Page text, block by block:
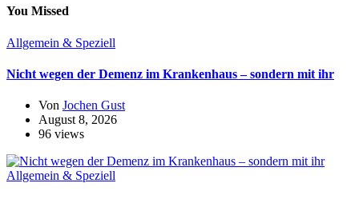
You Missed
Allgemein & Speziell
Nicht wegen der Demenz im Krankenhaus – sondern mit ihr
Von Jochen Gust
August 8, 2026
96 views
Allgemein & Speziell